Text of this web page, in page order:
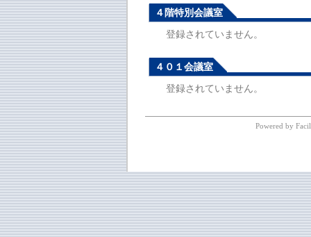
４階特別会議室
登録されていません。
４０１会議室
登録されていません。
Powered by